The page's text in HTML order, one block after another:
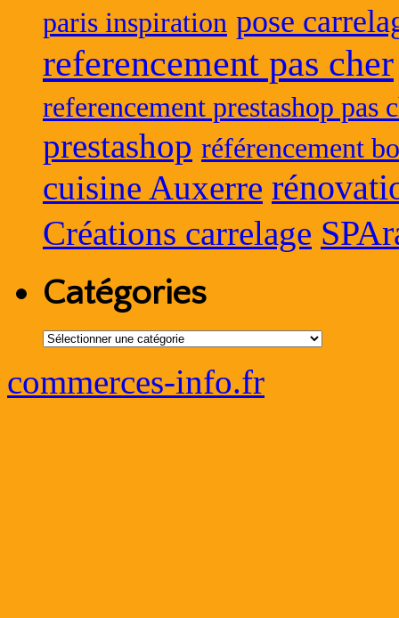
paris inspiration pose
referencement pas cher
referencement prestashop pas
prestashop référencement
cuisine Auxerre
Créations carrelage
Catégories
Catégories
commerces-info.fr